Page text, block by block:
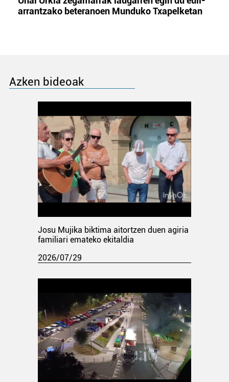
arrantzako beteranoen Munduko Txapelketan
Azken bideoak
Josu Mujika biktima aitortzen duen agiria
familiari emateko ekitaldia
2026/07/29